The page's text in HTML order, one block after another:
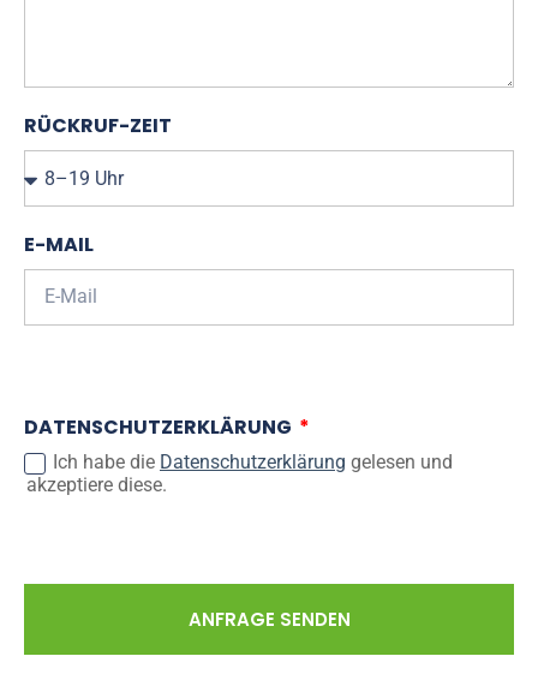
RÜCKRUF-ZEIT
E-MAIL
DATENSCHUTZERKLÄRUNG
Ich habe die Datenschutzerklärung gelesen und
akzeptiere diese.
ANFRAGE SENDEN